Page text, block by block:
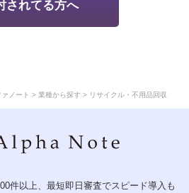
されてる方へ
ノート >業種から探す > リサイクル・不用品回収
件以上、最短即日審査でスピード導入も